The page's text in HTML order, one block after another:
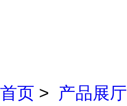
首页 > 产品展厅